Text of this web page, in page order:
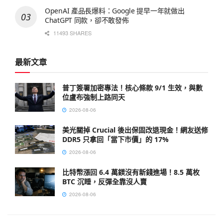
OpenAI 產品長爆料：Google 提早一年就做出
ChatGPT 同款，卻不敢發佈
11493 SHARES
最新文章
普丁簽署加密專法！核心條款 9/1 生效，與數
位盧布強制上路同天
2026-08-06
美光關掉 Crucial 後出保固改退現金！網友送修
DDR5 只拿回「當下市價」的 17%
2026-08-06
比特幣漲回 6.4 萬鎂沒有新錢進場！8.5 萬枚
BTC 沉睡，反彈全靠沒人賣
2026-08-06